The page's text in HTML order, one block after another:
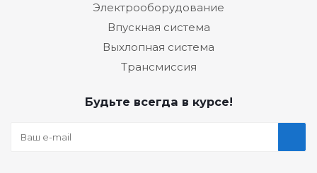
Электрооборудование
Впускная система
Выхлопная система
Трансмиссия
Будьте всегда в курсе!